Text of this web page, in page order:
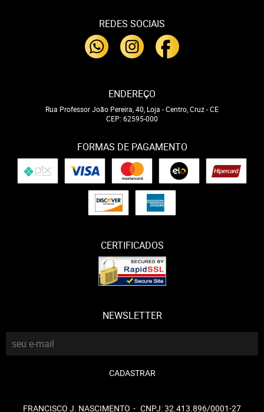
REDES SOCIAIS
ENDEREÇO
Rua Professor João Pereira, 40, Loja -Centro, Cruz-CE
CEP: 62595-000
FORMAS DE PAGAMENTO
CERTIFICADOS
NEWSLETTER
CADASTRAR
FRANCISCO J. NASCIMENTO CNPJ: 32.413.896/0001-27